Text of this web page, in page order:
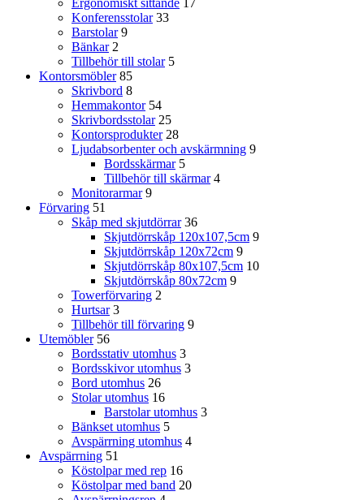
Konferensstolar 33
Barstolar 9
Bänkar 2
Tillbehör till stolar 5
Kontorsmöbler 85
Skrivbord 8
Hemmakontor 54
Skrivbordsstolar 25
Kontorsprodukter 28
Ljudabsorbenter och avskärmning 9
Bordsskärmar 5
Tillbehör till skärmar 4
Monitorarmar 9
Förvaring 51
Skåp med skjutdörrar 36
Skjutdörrskåp 120x107,5cm 9
Skjutdörrskåp 120x72cm 9
Skjutdörrskåp 80x107,5cm 10
Skjutdörrskåp 80x72cm 9
Towerförvaring 2
Hurtsar 3
Tillbehör till förvaring 9
Utemöbler 56
Bordsstativ utomhus 3
Bordsskivor utomhus 3
Bord utomhus 26
Stolar utomhus 16
Barstolar utomhus 3
Bänkset utomhus 5
Avspärrning utomhus 4
Avspärrning 51
Köstolpar med rep 16
Köstolpar med band 20